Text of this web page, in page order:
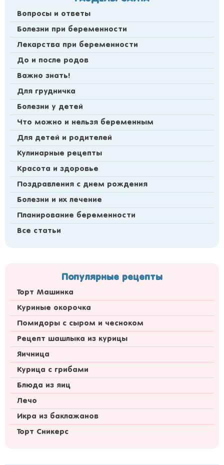
Вопросы и ответы
Болезни при беременности
Лекарства при беременности
До и после родов
Важно знать!
Для грудничка
Болезни у детей
Что можно и нельзя беременным
Для детей и родителей
Кулинарные рецепты
Красота и здоровье
Поздравления с днем рождения
Болезни и их лечение
Планирование беременности
Все статьи
Популярные рецепты
Торт Машинка
Куриные окорочка
Помидоры с сыром и чесноком
Рецепт шашлыка из курицы
Яичница
Курица с грибами
Блюда из яиц
Лечо
Икра из баклажанов
Торт Сникерс